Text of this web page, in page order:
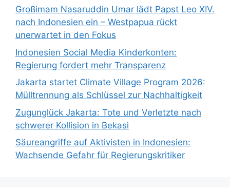
Großimam Nasaruddin Umar lädt Papst Leo XIV.
nach Indonesien ein – Westpapua rückt
unerwartet in den Fokus
Indonesien Social Media Kinderkonten:
Regierung fordert mehr Transparenz
Jakarta startet Climate Village Program 2026:
Mülltrennung als Schlüssel zur Nachhaltigkeit
Zugunglück Jakarta: Tote und Verletzte nach
schwerer Kollision in Bekasi
Säureangriffe auf Aktivisten in Indonesien:
Wachsende Gefahr für Regierungskritiker